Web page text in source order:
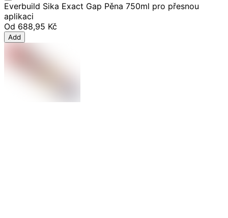
Everbuild Sika Exact Gap Pěna 750ml pro přesnou
aplikaci
Od 688,95 Kč
Add